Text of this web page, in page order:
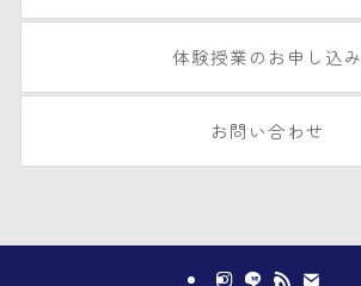
体験授業のお申し込み
お問い合わせ